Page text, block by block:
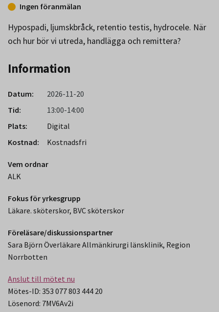
Ingen föranmälan
Hypospadi, ljumskbråck, retentio testis, hydrocele. När
och hur bör vi utreda, handlägga och remittera?
Information
Datum:
2026-11-20
Tid:
13:00-14:00
Plats:
Digital
Kostnad:
Kostnadsfri
Vem ordnar
ALK
Fokus för yrkesgrupp
Läkare. sköterskor, BVC sköterskor
Föreläsare/diskussionspartner
Sara Björn Överläkare Allmänkirurgi länsklinik, Region
Norrbotten
Anslut till mötet nu
Mötes-ID: 353 077 803 444 20
Lösenord: 7MV6Av2i